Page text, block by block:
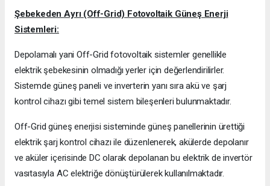
Şebekeden Ayrı (Off-Grid) Fotovoltaik Güneş Enerji
Sistemleri:
Depolamalı yani Off-Grid fotovoltaik sistemler genellikle
elektrik şebekesinin olmadığı yerler için değerlendirilirler.
Sistemde güneş paneli ve inverterin yanı sıra akü ve şarj
kontrol cihazı gibi temel sistem bileşenleri bulunmaktadır.
Off-Grid güneş enerjisi sisteminde güneş panellerinin ürettiği
elektrik şarj kontrol cihazı ile düzenlenerek, akülerde depolanır
ve aküler içerisinde DC olarak depolanan bu elektrik de invertör
vasıtasıyla AC elektriğe dönüştürülerek kullanılmaktadır.